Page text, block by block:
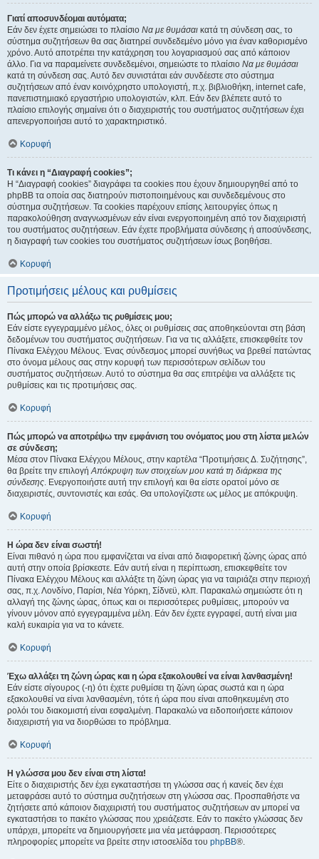
Γιατί αποσυνδέομαι αυτόματα;
Εάν δεν έχετε σημειώσει το πλαίσιο Να με θυμάσαι κατά τη σύνδεση σας, το
σύστημα συζητήσεων θα σας διατηρεί συνδεδεμένο μόνο για έναν καθορισμένο
χρόνο. Αυτό αποτρέπει την κατάχρηση του λογαριασμού σας από κάποιον
άλλο. Για να παραμείνετε συνδεδεμένοι, σημειώστε το πλαίσιο Να με θυμάσαι
κατά τη σύνδεση σας. Αυτό δεν συνιστάται εάν συνδέεστε στο σύστημα
συζητήσεων από έναν κοινόχρηστο υπολογιστή, π.χ. βιβλιοθήκη, internet cafe,
πανεπιστημιακό εργαστήριο υπολογιστών, κλπ. Εάν δεν βλέπετε αυτό το
πλαίσιο επιλογής σημαίνει ότι ο διαχειριστής του συστήματος συζητήσεων έχει
απενεργοποιήσει αυτό το χαρακτηριστικό.
Κορυφή
Τι κάνει η “Διαγραφή cookies”;
Η “Διαγραφή cookies” διαγράφει τα cookies που έχουν δημιουργηθεί από το
phpBB τα οποία σας διατηρούν πιστοποιημένους και συνδεδεμένους στο
σύστημα συζητήσεων. Τα cookies παρέχουν επίσης λειτουργίες όπως η
παρακολούθηση αναγνωσμένων εάν είναι ενεργοποιημένη από τον διαχειριστή
του συστήματος συζητήσεων. Εάν έχετε προβλήματα σύνδεσης ή αποσύνδεσης,
η διαγραφή των cookies του συστήματος συζητήσεων ίσως βοηθήσει.
Κορυφή
Προτιμήσεις μέλους και ρυθμίσεις
Πώς μπορώ να αλλάξω τις ρυθμίσεις μου;
Εάν είστε εγγεγραμμένο μέλος, όλες οι ρυθμίσεις σας αποθηκεύονται στη βάση
δεδομένων του συστήματος συζητήσεων. Για να τις αλλάξετε, επισκεφθείτε τον
Πίνακα Ελέγχου Μέλους. Ένας σύνδεσμος μπορεί συνήθως να βρεθεί πατώντας
στο όνομα μέλους σας στην κορυφή των περισσότερων σελίδων του
συστήματος συζητήσεων. Αυτό το σύστημα θα σας επιτρέψει να αλλάξετε τις
ρυθμίσεις και τις προτιμήσεις σας.
Κορυφή
Πώς μπορώ να αποτρέψω την εμφάνιση του ονόματος μου στη λίστα μελών
σε σύνδεση;
Μέσα στον Πίνακα Ελέγχου Μέλους, στην καρτέλα “Προτιμήσεις Δ. Συζήτησης”,
θα βρείτε την επιλογήΑπόκρυψη των στοιχείων μου κατά τη διάρκεια της
σύνδεσης. Ενεργοποιήστε αυτή την επιλογή και θα είστε ορατοί μόνο σε
διαχειριστές, συντονιστές και εσάς. Θα υπολογίζεστε ως μέλος με απόκρυψη.
Κορυφή
Η ώρα δεν είναι σωστή!
Είναι πιθανό η ώρα που εμφανίζεται να είναι από διαφορετική ζώνης ώρας από
αυτή στην οποία βρίσκεστε. Εάν αυτή είναι η περίπτωση, επισκεφθείτε τον
Πίνακα Ελέγχου Μέλους και αλλάξτε τη ζώνη ώρας για να ταιριάζει στην περιοχή
σας, π.χ. Λονδίνο, Παρίσι, Νέα Υόρκη, Σίδνεϋ, κλπ. Παρακαλώ σημειώστε ότι η
αλλαγή της ζώνης ώρας, όπως και οι περισσότερες ρυθμίσεις, μπορούν να
γίνουν μόνον από εγγεγραμμένα μέλη. Εάν δεν έχετε εγγραφεί, αυτή είναι μια
καλή ευκαιρία για να το κάνετε.
Κορυφή
Έχω αλλάξει τη ζώνη ώρας και η ώρα εξακολουθεί να είναι λανθασμένη!
Εάν είστε σίγουρος (-η) ότι έχετε ρυθμίσει τη ζώνη ώρας σωστά και η ώρα
εξακολουθεί να είναι λανθασμένη, τότε ή ώρα που είναι αποθηκευμένη στο
ρολόι του διακομιστή είναι εσφαλμένη. Παρακαλώ να ειδοποιήσετε κάποιον
διαχειριστή για να διορθώσει το πρόβλημα.
Κορυφή
Η γλώσσα μου δεν είναι στη λίστα!
Είτε ο διαχειριστής δεν έχει εγκαταστήσει τη γλώσσα σας ή κανείς δεν έχει
μεταφράσει αυτό το σύστημα συζητήσεων στη γλώσσα σας. Προσπαθήστε να
ζητήσετε από κάποιον διαχειριστή του συστήματος συζητήσεων αν μπορεί να
εγκαταστήσει το πακέτο γλώσσας που χρειάζεστε. Εάν το πακέτο γλώσσας δεν
υπάρχει, μπορείτε να δημιουργήσετε μια νέα μετάφραση. Περισσότερες
πληροφορίες μπορείτε να βρείτε στην ιστοσελίδα του phpBB®.